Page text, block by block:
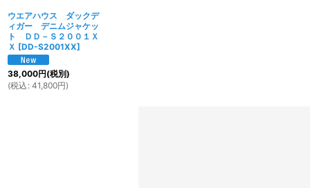
ウエアハウス ダックデ
ィガー デニムジャケッ
ト ＤＤ－Ｓ２００１Ｘ
Ｘ [DD-S2001XX]
38,000円(税別)
(税込 : 41,800円)